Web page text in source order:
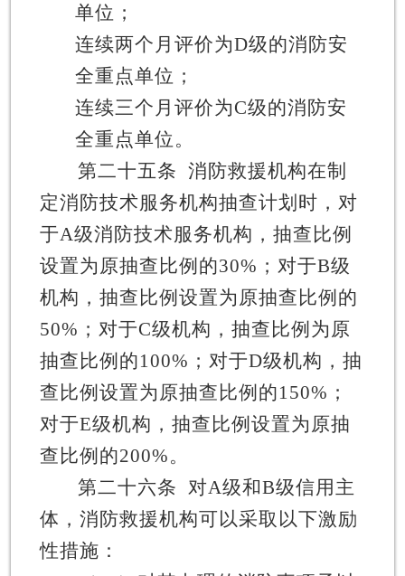
单位；
连续两个月评价为D级的消防安
全重点单位；
连续三个月评价为C级的消防安
全重点单位。
第二十五条 消防救援机构在制
定消防技术服务机构抽查计划时，对
于A级消防技术服务机构，抽查比例
设置为原抽查比例的30% ；对于B级
机构，抽查比例设置为原抽查比例的
50% ；对于C级机构，抽查比例为原
抽查比例的100% ；对于D级机构，抽
查比例设置为原抽查比例的150% ；
对于E级机构，抽查比例设置为原抽
查比例的200%。
第二十六条 对A级和B级信用主
体，消防救援机构可以采取以下激励
性措施：